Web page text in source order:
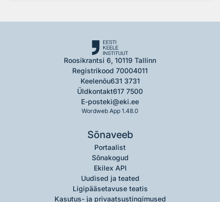
Roosikrantsi 6, 10119 Tallinn
Registrikood 70004011
Keelenõu631 3731
Üldkontakt617 7500
E-posteki@eki.ee
Wordweb App 1.48.0
Sõnaveeb
Portaalist
Sõnakogud
Ekilex API
Uudised ja teated
Ligipääsetavuse teatis
Kasutus- ja privaatsustingimused